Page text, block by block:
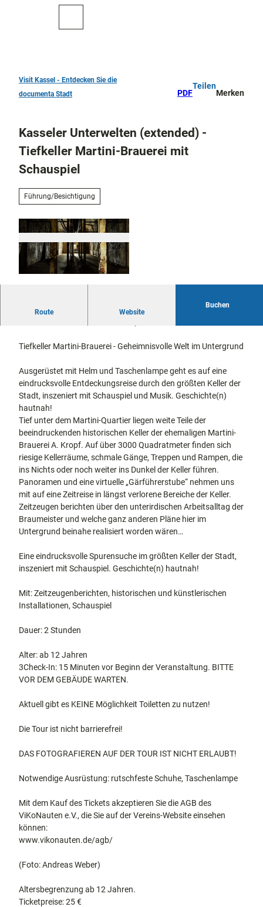
Sehenswürdigkeiten
Kunst
und
Kultur
rte
und
Festiv
als
docum
Sonde
ellung
en
Street
Theat
er und
Bühne
nkunst
Wilhelmshöhe
draußen
Überblick
Parks
und
Gärten
Kassel
Grünen
Entdeckertouren
und
Stadtführungen
Gastronomie
Shopping
Unterkünfte
Ausflugsziele
in der Region
Häufig
gestellte
Fragen
Visit Kassel - Entdecken Sie die
documenta Stadt
PDF
Teilen
Merken
Kasseler Unterwelten (extended) -
Tiefkeller Martini-Brauerei mit
Schauspiel
Führung/Besichtigung
Route Website
Buchen
Kasseler Unterwelten (extended)
Tiefkeller Martini-Brauerei - Geheimnisvolle Welt im Untergrund
Ausgerüstet mit Helm und Taschenlampe geht es auf eine
eindrucksvolle Entdeckungsreise durch den größten Keller der
Stadt, inszeniert mit Schauspiel und Musik. Geschichte(n)
hautnah!
Tief unter dem Martini-Quartier liegen weite Teile der
beeindruckenden historischen Keller der ehemaligen Martini-
Brauerei A. Kropf. Auf über 3000 Quadratmeter finden sich
riesige Kellerräume, schmale Gänge, Treppen und Rampen, die
ins Nichts oder noch weiter ins Dunkel der Keller führen.
Panoramen und eine virtuelle „Gärführerstube“ nehmen uns
mit auf eine Zeitreise in längst verlorene Bereiche der Keller.
Zeitzeugen berichten über den unterirdischen Arbeitsalltag der
Braumeister und welche ganz anderen Pläne hier im
Untergrund beinahe realisiert worden wären…
Eine eindrucksvolle Spurensuche im größten Keller der Stadt,
inszeniert mit Schauspiel. Geschichte(n) hautnah!
Mit: Zeitzeugenberichten, historischen und künstlerischen
Installationen, Schauspiel
Dauer: 2 Stunden
Alter: ab 12 Jahren
3Check-In: 15 Minuten vor Beginn der Veranstaltung. BITTE
VOR DEM GEBÄUDE WARTEN.
Aktuell gibt es KEINE Möglichkeit Toiletten zu nutzen!
Die Tour ist nicht barrierefrei!
DAS FOTOGRAFIEREN AUF DER TOUR IST NICHT ERLAUBT!
Notwendige Ausrüstung: rutschfeste Schuhe, Taschenlampe
Mit dem Kauf des Tickets akzeptieren Sie die AGB des
ViKoNauten e.V., die Sie auf der Vereins-Website einsehen
können:
www.vikonauten.de/agb/
(Foto: Andreas Weber)
Altersbegrenzung ab 12 Jahren.
Ticketpreise: 25 €